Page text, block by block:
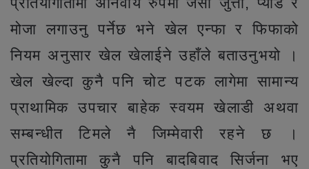
मोजा लगाउनु पर्नेछ भने खेल एन्फा र फिफाको
नियम अनुसार खेल खेलाईने उहाँले बताउनुभयो ।
खेल खेल्दा कुनै पनि चोट पटक लागेमा सामान्य
प्राथामिक उपचार बाहेक स्वयम खेलाडी अथवा
सम्बन्धीत टिमले नै जिम्मेवारी रहने छ ।
प्रतियोगितामा कुनै पनि बादबिवाद सिर्जना भए